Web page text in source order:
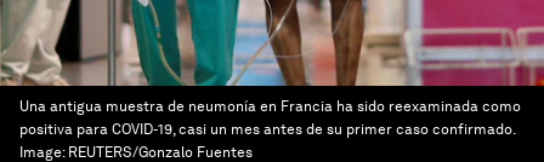
Una antigua muestra de neumonía en Francia ha sido reexaminada como
positiva para COVID-19, casi un mes antes de su primer caso confirmado.
Image: REUTERS/Gonzalo Fuentes